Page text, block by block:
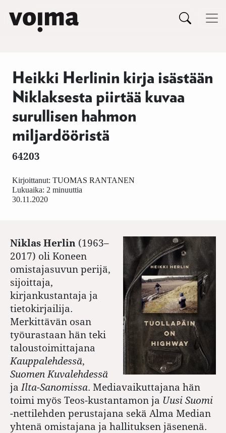
Siirry sisältöön
Päävalikko
Heikki Herlinin kirja isästään
Niklaksesta piirtää kuvaa
surullisen hahmon
miljardööristä
64203
30.11.2020
Kirjoittanut: TUOMAS RANTANEN
Lukuaika: 2 minuuttia
Niklas Herlin (1963–
2017) oli Koneen
omistajasuvun perijä,
sijoittaja,
kirjankustantaja ja
tietokirjailija.
Merkittävän osan
työurastaan hän teki
taloustoimittajana
Kauppalehdessä,
Suomen Kuvalehdessä
jaIlta-Sanomissa. Mediavaikuttajana hän
toimi myös Teos-kustantamon ja Uusi Suomi
-nettilehden perustajana sekä Alma Median
yhtenä omistajana ja hallituksen jäsenenä.